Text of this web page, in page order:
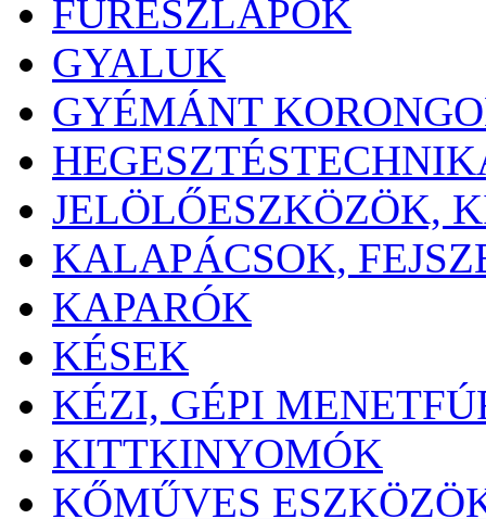
FŰRÉSZLAPOK
GYALUK
GYÉMÁNT
JELÖLŐESZKÖZÖK,
KALAPÁCSOK,
KAPARÓK
KÉSEK
KÉZI, GÉPI
KITTKINYOMÓK
KŐMŰVES